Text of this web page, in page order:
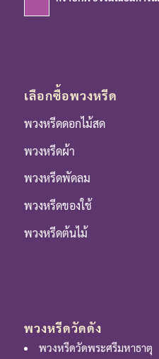
เลือกซื้อพวงหรีด
พวงหรีดดอกไม้สด
พวงหรีดผ้า
พวงหรีดพัดลม
พวงหรีดของใช้
พวงหรีดต้นไม้
พวงหรีดวัดดัง
พวงหรีดวัดพระศรีมหาธาตุ